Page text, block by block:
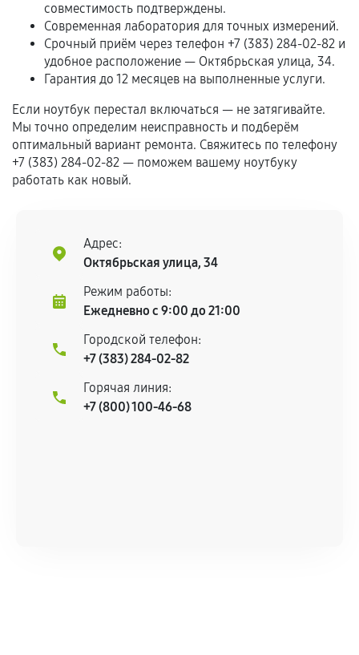
Программные сбои, если это не указано в
отдельных условиях.
Если комплектующие куплены
самостоятельно
Гарантия на выполненные работы может
сохраняться полностью или частично, если
техническим параметрам и не имеют внешних
дефектов.
Установка была выполнена нашим сервисным
центром.
При этом гарантия на сами комплектующие
остается на стороне производителя или
продавца. За качество сторонних деталей
сервисный центр ответственности не несет.
совместимость подтверждены.
Современная лаборатория для точных измерений.
Срочный приём через телефон +7 (383) 284-02-82 и
удобное расположение — Октябрьская улица, 34.
Гарантия до 12 месяцев на выполненные услуги.
Если ноутбук перестал включаться — не затягивайте.
Мы точно определим неисправность и подберём
оптимальный вариант ремонта. Свяжитесь по телефону
+7 (383) 284-02-82 — поможем вашему ноутбуку
работать как новый.
Адрес:
Октябрьская улица, 34
Режим работы:
Ежедневно с 9:00 до 21:00
Городской телефон:
+7 (383) 284-02-82
Горячая линия:
+7 (800) 100-46-68